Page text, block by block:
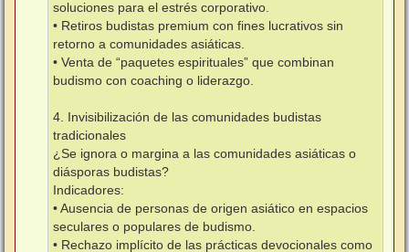
soluciones para el estrés corporativo.
• Retiros budistas premium con fines lucrativos sin
retorno a comunidades asiáticas.
• Venta de “paquetes espirituales” que combinan
budismo con coaching o liderazgo.
4. Invisibilización de las comunidades budistas
tradicionales
¿Se ignora o margina a las comunidades asiáticas o
diásporas budistas?
Indicadores:
• Ausencia de personas de origen asiático en espacios
seculares o populares de budismo.
• Rechazo implícito de las prácticas devocionales como